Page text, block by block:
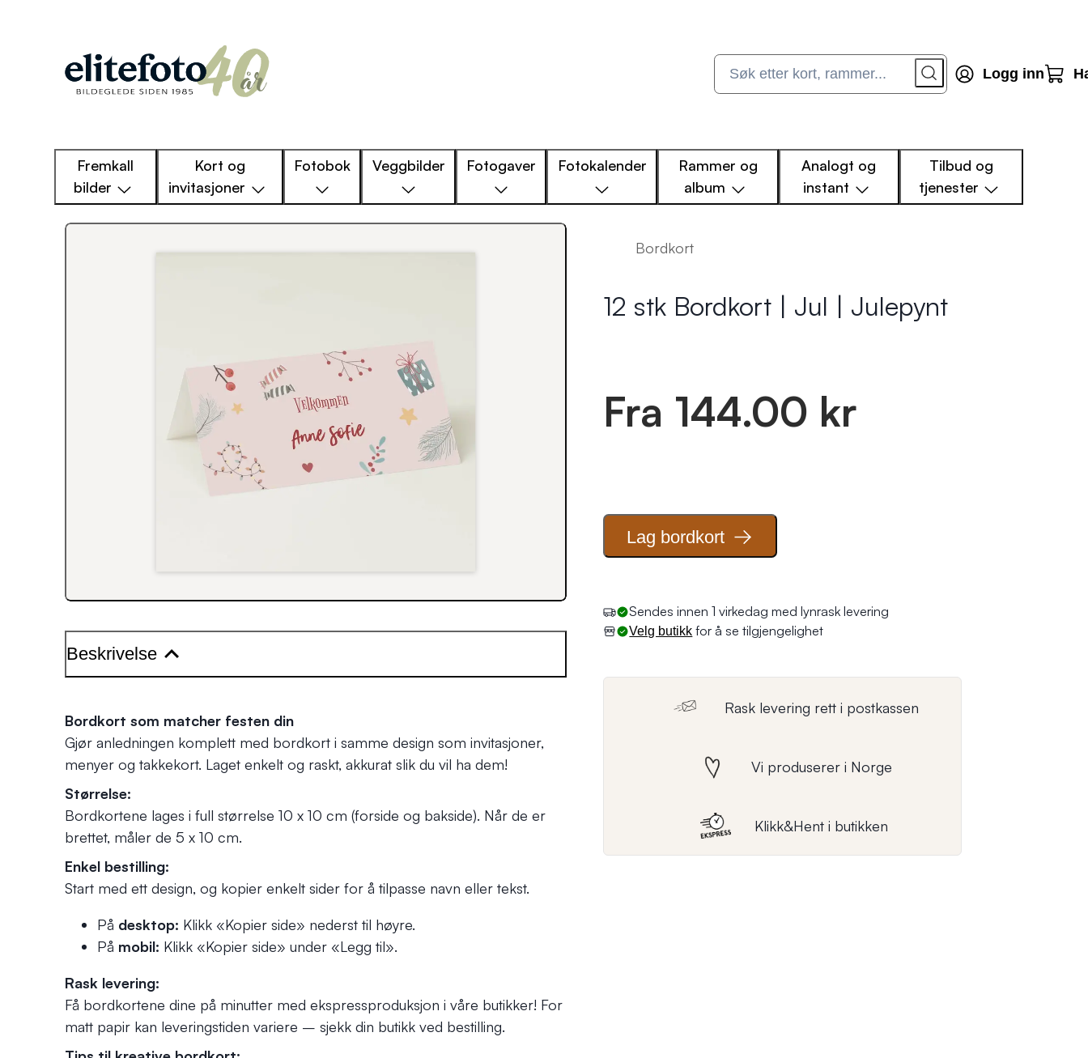
Logg inn
Fremkall
bilder
Kort og
invitasjoner
Fotobok Veggbilder Fotogaver Fotokalender
Rammer og
album
Analogt og
instant
Tilbud og
tjenester
Beskrivelse
Bordkort som matcher festen din
Gjør anledningen komplett med bordkort i samme design som invitasjoner,
menyer og takkekort. Laget enkelt og raskt, akkurat slik du vil ha dem!
Størrelse:
Bordkortene lages i full størrelse 10 x 10 cm (forside og bakside). Når de er
brettet, måler de 5 x 10 cm.
Enkel bestilling:
Start med ett design, og kopier enkelt sider for å tilpasse navn eller tekst.
På desktop: Klikk «Kopier side» nederst til høyre.
På mobil: Klikk «Kopier side» under «Legg til».
Rask levering:
Få bordkortene dine på minutter med ekspressproduksjon i våre butikker! For
matt papir kan leveringstiden variere – sjekk din butikk ved bestilling.
Bordkort
12 stk Bordkort | Jul | Julepynt
Fra 144.00 kr
Lag bordkort
Velg butikk for å se tilgjengelighet
Rask levering rett i postkassen
Vi produserer i Norge
Klikk&Hent i butikken